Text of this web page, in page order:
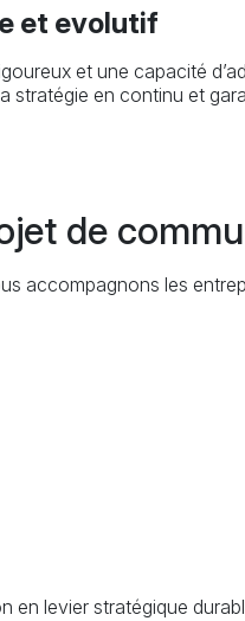
et evolutif
et une capacité
stratégie en continu et
de
accompagnons les
en levier stratégique